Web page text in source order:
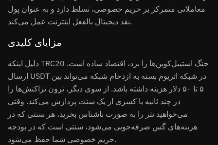
معاملاتی متمرکز بر حریم خصوصی، تسلط دارد و به عنوان پول
نقد دیجیتال بالفعل اینترنت عمل می‌کند.
مزایای کلیدی
دلیل اینکه TRC20 جنگ استیبل‌کوین‌ها را برد، اقتصاد ساده است.
ارسال USDT در شبکه اتریوم بسته به ازدحام شبکه می‌تواند بین
۵ تا ۵۰ دلار هزینه داشته باشد. از سوی دیگر، ترون تراکنش‌ها را
در چند ثانیه با کسری از یک سنت پردازش می‌کند. وقتی
می‌خواهید تتر را به صورت ناشناس بخرید، هر سنتی که در
هزینه‌های گس صرفه‌جویی می‌شود، سنتی است که در بودجه
حریم خصوصی شما حفظ می‌شود.